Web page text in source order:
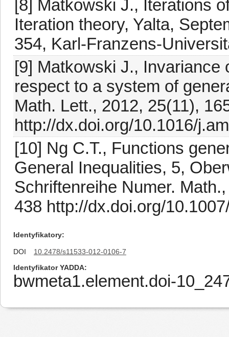
[8] Matkowski J., Iterations
Iteration theory, Yalta,
354, Karl-Franzens-
[9] Matkowski J., Invariance
respect to a system of
Math. Lett., 2012, 25(11),
http://dx.doi.org/10.1016/
[10] Ng C.T., Functions
General Inequalities, 5,
Schriftenreihe Numer.
438 http://dx.doi.org/
Identyfikatory
DOI
10.2478/s11533-012-0106-7
Identyfikator YADDA
bwmeta1.element.doi-